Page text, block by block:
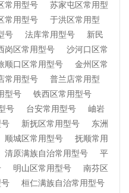
常用型号
苏家屯区常用型
常用型号
于洪区常用型
号 法库常用型号
新民
岗区常用型号
沙河口区常
顺口区常用型号
金州区常
常用型号
普兰店常用型
型号
铁西区常用型号
号 台安常用型号
岫岩
新抚区常用型号
东洲
顺城区常用型号
抚顺常用
清原满族自治常用型号
平
明山区常用型号
南芬区
桓仁满族自治常用型号